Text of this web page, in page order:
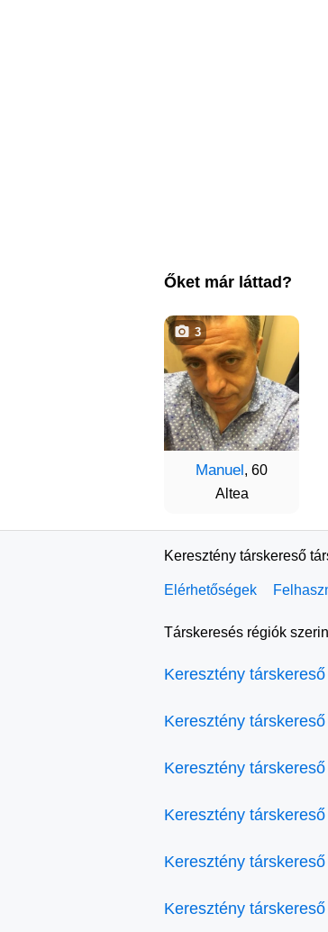
Őket már láttad?
Manuel, 60
Altea
3
Keresztény társkereső
Elérhetőségek
Társkeresés régiók
Keresztény
Keresztény
Keresztény
Keresztény
Keresztény
Keresztény